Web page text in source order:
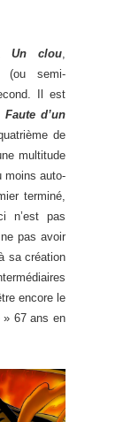
Un clou
(ou semi-
Il est
Faute d’un
de
multitude
moins auto-
terminé,
n’est pas
pas avoir
sa création
encore le
» 67 ans en